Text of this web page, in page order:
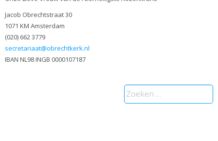
Jacob Obrechtstraat 30
1071 KM Amsterdam
(020) 662 3779
secretariaat@obrechtkerk.nl
IBAN NL98 INGB 0000107187
Zoeken
naar: